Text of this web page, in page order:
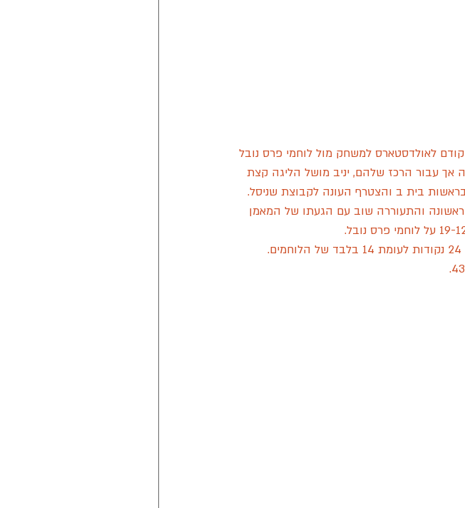
לאולדסטארס למשחק מול לוחמי פרס נובל
אך עבור הרכז שלהם, יניב מושל הליגה קצת
בית ב והצטרף העונה לקבוצת שניסל.
והתעוררה שוב עם הגעתו של המאמן